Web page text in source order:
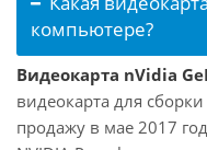
компьютере?
Видеокарта nVidia
видеокарта для
продажу в мае 2017